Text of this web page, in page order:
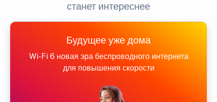
станет интереснее
Будущее уже дома
Wi-Fi 6 новая эра беспроводного интернета
для повышения скорости